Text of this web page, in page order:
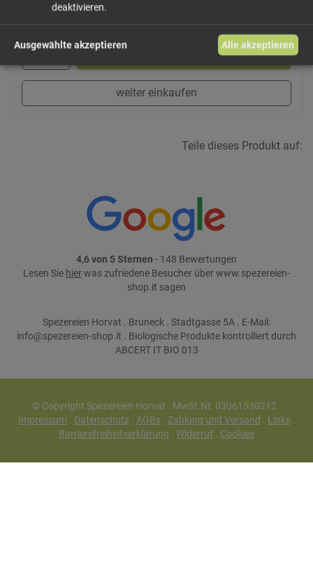
In den Warenkorb
weiter einkaufen
Teile dieses Produkt auf:
4,6 von 5 Sternen - 148 Bewertungen
Lesen Sie hierwas zufriedene Besucher über www.spezereien-
shop.it sagen
Spezereien Horvat . Bruneck . Stadtgasse 5A . E-Mail:
info@spezereien-shop.it . Biologische Produkte kontrolliert durch
ABCERT IT BIO 013
© Copyright Spezereien Horvat . MwSt.Nr. 03061530212 .
Impressum. Datenschutz. AGBs. Zahlung und Versand . Links.
Barrierefreiheitserklärung . Widerruf . Cookies
deaktivieren.
Ausgewählte akzeptieren Alle akzeptieren